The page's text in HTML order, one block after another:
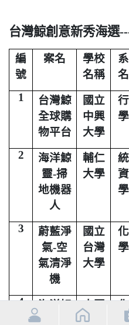
台灣鯨創意新秀海選
編
號
案名
學校
名稱
1
台灣鯨
全球購
物平台
國立
中興
大學
2
海洋鯨
靈-掃
地機器
人
輔仁
大學
3
蔚藍淨
氣-空
氣清淨
機
國立
台灣
大學
4
海洋好
朋友鯨
中國
文化